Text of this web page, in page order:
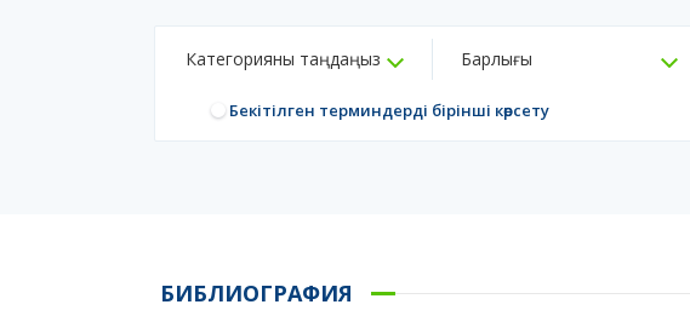
Категорияны таңдаңыз Барлығы
Бекітілген терминдерді бірінші көрсету
БИБЛИОГРАФИЯ